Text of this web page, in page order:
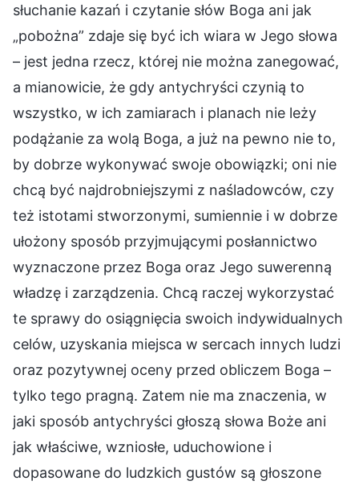
słuchanie kazań i czytanie słów Boga ani jak
„pobożna” zdaje się być ich wiara w Jego słowa
– jest jedna rzecz, której nie można zanegować,
a mianowicie, że gdy antychryści czynią to
wszystko, w ich zamiarach i planach nie leży
podążanie za wolą Boga, a już na pewno nie to,
by dobrze wykonywać swoje obowiązki; oni nie
chcą być najdrobniejszymi z naśladowców, czy
też istotami stworzonymi, sumiennie i w dobrze
ułożony sposób przyjmującymi posłannictwo
wyznaczone przez Boga oraz Jego suwerenną
władzę i zarządzenia. Chcą raczej wykorzystać
te sprawy do osiągnięcia swoich indywidualnych
celów, uzyskania miejsca w sercach innych ludzi
oraz pozytywnej oceny przed obliczem Boga –
tylko tego pragną. Zatem nie ma znaczenia, w
jaki sposób antychryści głoszą słowa Boże ani
jak właściwe, wzniosłe, uduchowione i
dopasowane do ludzkich gustów są głoszone